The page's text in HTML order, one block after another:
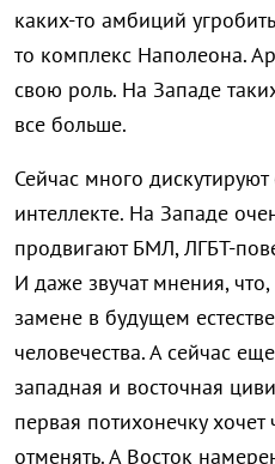
каких-то амбиций
то комплекс Наполеона.
свою роль. На Западе
все больше.
Сейчас много
интеллекте. На Западе
продвигают БМЛ, ЛГБТ-
И даже звучат мнения,
замене в будущем
человечества. А сейчас
западная и восточная
первая потихонечку хочет
отменять. А Восток